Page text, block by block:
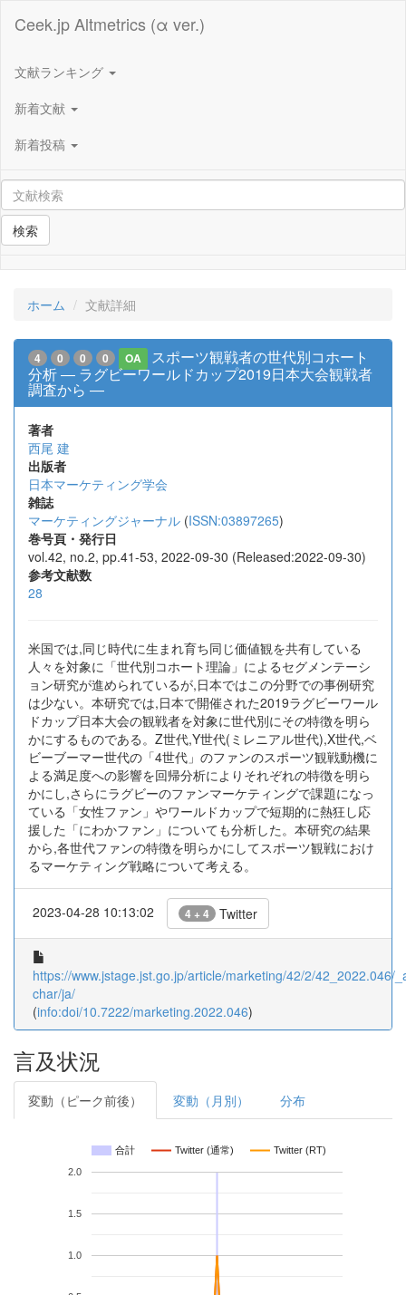
Ceek.jp Altmetrics (α ver.)
文献ランキング
新着文献
新着投稿
検索
ホーム 文献詳細
4 0 0 0 OA
スポーツ観戦者の世代別コホート
分析 ― ラグビーワールドカップ2019日本大会観戦者
調査から ―
著者
西尾 建
出版者
日本マーケティング学会
雑誌
マーケティングジャーナル (ISSN:03897265)
巻号頁・発行日
vol.42, no.2, pp.41-53, 2022-09-30 (Released:2022-09-30)
参考文献数
28
米国では,同じ時代に生まれ育ち同じ価値観を共有している
人々を対象に「世代別コホート理論」によるセグメンテーシ
ョン研究が進められているが,日本ではこの分野での事例研究
は少ない。本研究では,日本で開催された2019ラグビーワール
ドカップ日本大会の観戦者を対象に世代別にその特徴を明ら
かにするものである。Z世代,Y世代(ミレニアル世代),X世代,ベ
ビーブーマー世代の「4世代」のファンのスポーツ観戦動機に
よる満足度への影響を回帰分析によりそれぞれの特徴を明ら
かにし,さらにラグビーのファンマーケティングで課題になっ
ている「女性ファン」やワールドカップで短期的に熱狂し応
援した「にわかファン」についても分析した。本研究の結果
から,各世代ファンの特徴を明らかにしてスポーツ観戦におけ
るマーケティング戦略について考える。
2023-04-28 10:13:02 4 + 4 Twitter
https://www.jstage.jst.go.jp/article/marketing/42/2/42_2022.046/
char/ja/
(info:doi/10.7222/marketing.2022.046)
言及状況
変動（ピーク前後） 変動（月別） 分布
合計 Twitter (通常) Twitter (RT)
1.0
1.5
2.0